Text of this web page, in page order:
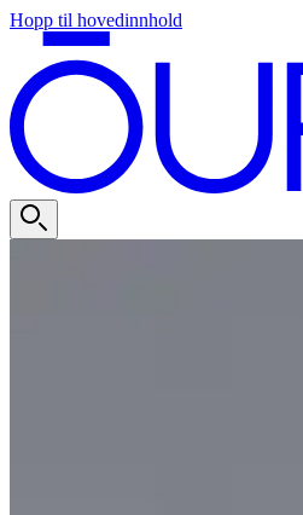
Hopp til hovedinnhold